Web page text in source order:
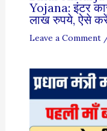
Yojana: इंटर
लाख रुपये, ऐसे
Leave a Comment